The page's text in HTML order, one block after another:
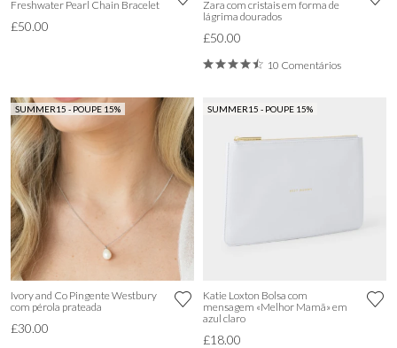
Freshwater Pearl Chain Bracelet
£50.00
Zara com cristais em forma de
lágrima dourados
£50.00
10 Comentários
SUMMER15 - POUPE 15%
Ivory and Co Pingente Westbury
com pérola prateada
£30.00
SUMMER15 - POUPE 15%
Katie Loxton Bolsa com
mensagem «Melhor Mamã» em
azul claro
£18.00